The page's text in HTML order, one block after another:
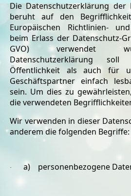
Die Datenschutzerklärung der
beruht auf den
Europäischen Richtlinien-
beim Erlass der Datenschutz-
GVO) verwendet
Datenschutzerklärung
Öffentlichkeit als auch für
Geschäftspartner einfach
sein. Um dies zu
die verwendeten
Wir verwenden in dieser
anderem die folgenden Begriffe:
· a) personenbezogene